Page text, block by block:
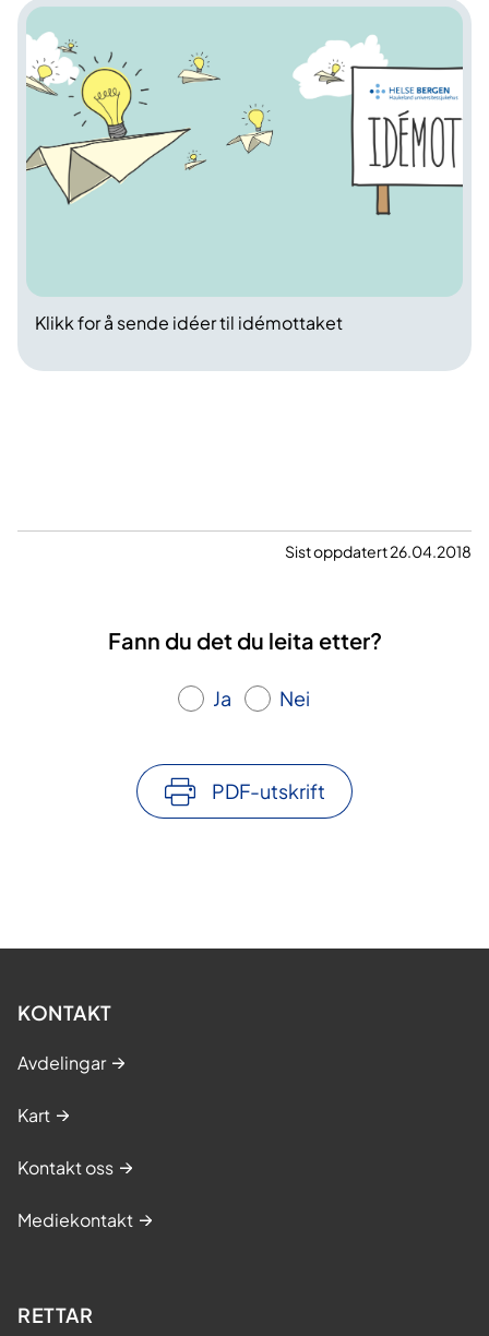
Klikk for å sende idéer til idémottaket
Sist oppdatert 26.04.2018
Fann du det du leita etter?
Ja Nei
PDF-utskrift
KONTAKT
Avdelingar
Kart
Kontakt oss
Mediekontakt
RETTAR